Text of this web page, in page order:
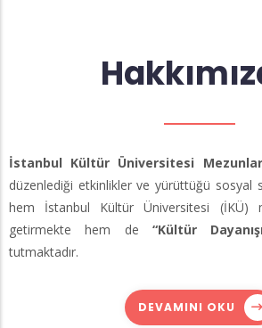
İstanbul Kültür Üniversitesi Mezunlar
düzenlediği etkinlikler ve yürüttüğü sosyal
hem İstanbul Kültür Üniversitesi (İKÜ)
getirmekte hem de “Kültür
tutmaktadır.
DEVAMINI OKU